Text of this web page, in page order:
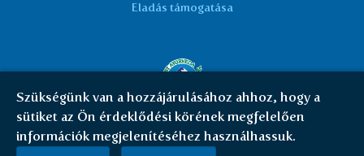
Eladás támogatása
Cookies
Szükségünk van a hozzájárulásához ahhoz, hogy a
sütiket az Ön érdeklődési körének megfelelően
információk megjelenítéséhez használhassuk.